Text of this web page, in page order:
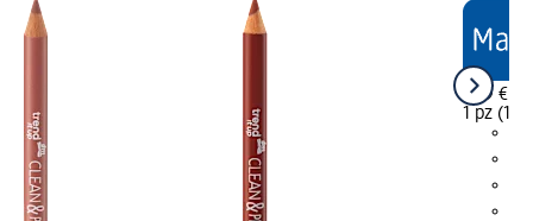
1,99 €
1 pz